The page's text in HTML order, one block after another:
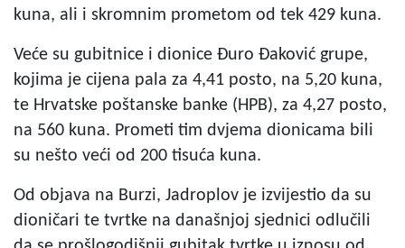
kuna, ali i skromnim prometom od tek 429 kuna.
Veće su gubitnice i dionice Đuro Đaković grupe,
kojima je cijena pala za 4,41 posto, na 5,20 kuna,
te Hrvatske poštanske banke (HPB), za 4,27 posto,
na 560 kuna. Prometi tim dvjema dionicama bili
su nešto veći od 200 tisuća kuna.
Od objava na Burzi, Jadroplov je izvijestio da su
dioničari te tvrtke na današnjoj sjednici odlučili